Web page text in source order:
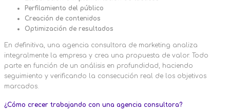
Perfilamiento del público
Creación de contenidos
Optimización de resultados
En definitiva, una agencia consultora de marketing analiza
integralmente la empresa y crea una propuesta de valor. Todo
parte en función de un análisis en profundidad, haciendo
seguimiento y verificando la consecución real de los objetivos
marcados.
¿Cómo crecer trabajando con una agencia consultora?